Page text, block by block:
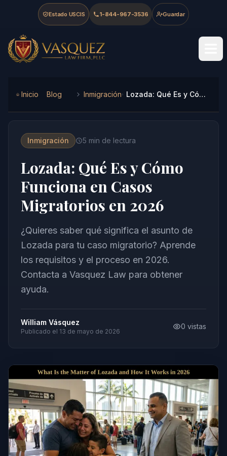
Skip to main content
Skip to navigation
Skip to footer
Estado USCIS 1-844-967-3536 Guardar
Vasquez Law Firm - Home
Inicio Blog Inmigración Lozada: Qué Es y Cómo Funciona en Casos Migratorios en 2026
Inmigración 5 min de lectura
Lozada: Qué Es y Cómo
Funciona en Casos
Migratorios en 2026
¿Quieres saber qué significa el asunto de
Lozada para tu caso migratorio? Aprende
los requisitos y el proceso en 2026.
Contacta a Vasquez Law para obtener
ayuda.
William Vásquez
Publicado el 13 de mayo de 2026
0 vistas